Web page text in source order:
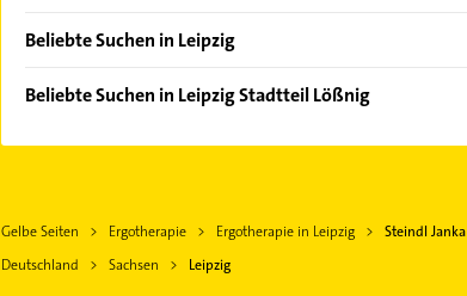
Böhlitz-Ehrenberg
Burghausen-Rückmarsdorf
Engelsdorf
Holzhausen
Knautkleeberg-Knauthain
Taucha bei Leipzig
Pegau
Eilenburg
Wurzen
Beliebte Suchen in Leipzig
Phoniatrie
Physikalische Therapie
Beliebte Suchen in Leipzig Stadtteil Lößnig
Physiotherapie
Krankengymnastik
Gelbe Seiten Ergotherapie Ergotherapie in Leipzig
Steindl Janka
Deutschland
Sachsen Leipzig